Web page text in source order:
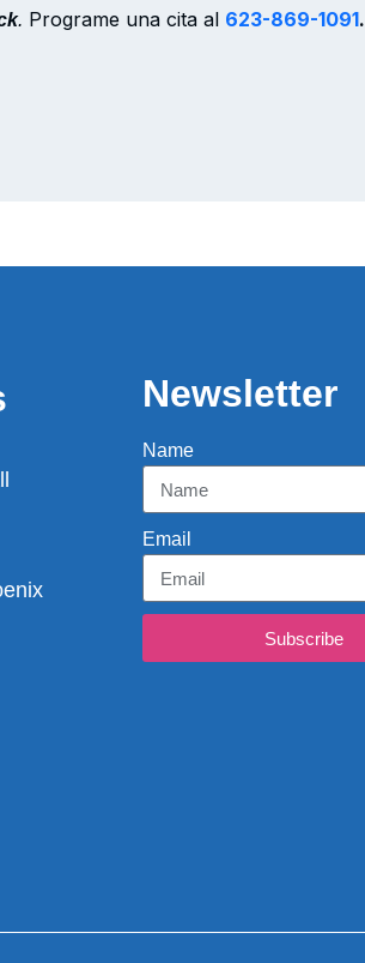
. Programe una cita al 623-869-1091.
Newsletter
Name
Email
Subscribe